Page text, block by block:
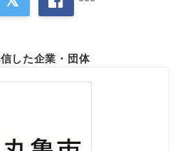
した企業・団体